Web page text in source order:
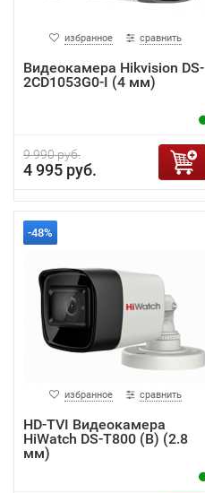
избранное сравнить
Видеокамера Hikvision DS-
2CD1053G0-I (4 мм)
9 990 руб.
4 995 руб.
-48%
избранное сравнить
HD-TVI Видеокамера
HiWatch DS-T800 (B) (2.8
мм)